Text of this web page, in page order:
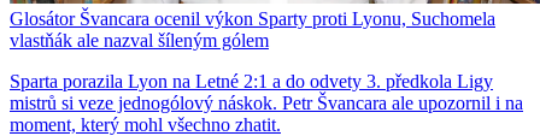
Glosátor Švancara ocenil výkon Sparty proti Lyonu, Suchomela
vlastňák ale nazval šíleným gólem
Sparta porazila Lyon na Letné 2:1 a do odvety 3. předkola Ligy
mistrů si veze jednogólový náskok. Petr Švancara ale upozornil i na
moment, který mohl všechno zhatit.